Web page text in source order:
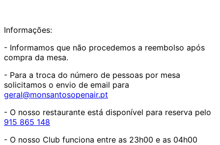
Informações:
- Informamos que não procedemos a reembolso após
compra da mesa.
- Para a troca do número de pessoas por mesa
solicitamos o envio de email para
geral@monsantosopenair.pt
- O nosso restaurante está disponível para reserva pelo
915 865 148
- O nosso Club funciona entre as 23h00 e as 04h00